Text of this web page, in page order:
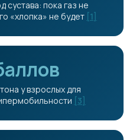
пока газ не
«хлопка» не будет [1]
у взрослых для
[3]